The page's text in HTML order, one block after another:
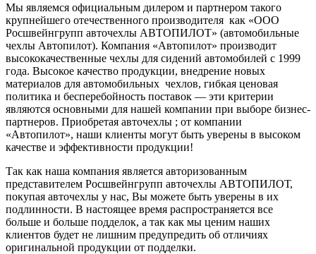
Мы являемся официальным дилером и партнером такого
крупнейшего отечественного производителя как «ООО
Росшвейнгрупп авточехлы АВТОПИЛОТ» (автомобильные
чехлы Автопилот). Компания «Автопилот» производит
высококачественные чехлы для сидений автомобилей с 1999
года. Высокое качество продукции, внедрение новых
материалов для автомобильных чехлов, гибкая ценовая
политика и бесперебойность поставок — эти критерии
являются основными для нашей компании при выборе бизнес-
партнеров. Приобретая авточехлы ; от компании
«Автопилот», наши клиенты могут быть уверены в высоком
качестве и эффективности продукции!
Так как наша компания является авторизованным
представителем Росшвейнгрупп авточехлы АВТОПИЛОТ,
покупая авточехлы у нас, Вы можете быть уверены в их
подлинности. В настоящее время распространяется все
больше и больше подделок, а так как мы ценим наших
клиентов будет не лишним предупредить об отличиях
оригинальной продукции от подделки.